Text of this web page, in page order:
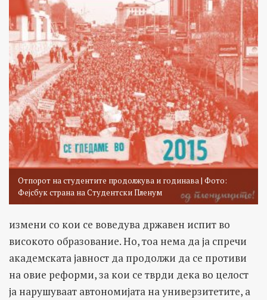
Отпорот на студентите продолжува и годинава | Фото:
Фејсбук страна на Студентски Пленум
измени со кои се воведува државен испит во
високото образование. Но, тоа нема да ја спречи
академската јавност да продолжи да се противи
на овие реформи, за кои се тврди дека во целост
ја нарушуваат автономијата на универзитетите, а